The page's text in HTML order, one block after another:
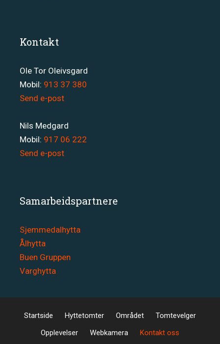
Kontakt
Ole Tor Oleivsgard
Mobil: 913 37 380
Send e-post
Nils Medgard
Mobil: 917 06 222
Send e-post
Samarbeidspartnere
Sjemmedalhytta
Ålhytta
Buen Gruppen
Varghytta
Startside Hyttetomter Området
Tomtevelger
Opplevelser
Webkamera Kontakt oss